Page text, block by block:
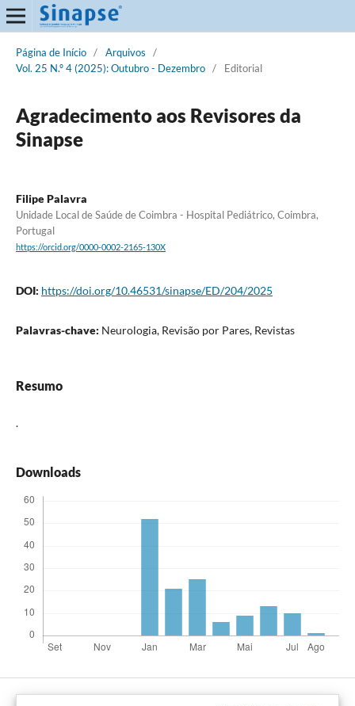
Página de Início / Arquivos
/
Vol. 25 N.º 4 (2025): Outubro - Dezembro / Editorial
Agradecimento aos Revisores da
Sinapse
Filipe Palavra
Unidade Local de Saúde de Coimbra - Hospital Pediátrico, Coimbra,
Portugal
https://orcid.org/0000-0002-2165-130X
DOI: https://doi.org/10.46531/sinapse/ED/204/2025
Palavras-chave: Neurologia, Revisão por Pares, Revistas
Resumo
.
Downloads